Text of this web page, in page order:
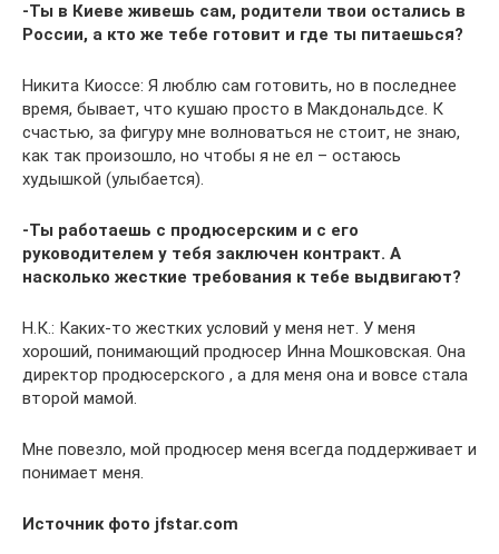
-Ты в Киеве живешь сам, родители твои остались в
России, а кто же тебе готовит и где ты питаешься?
Никита Киоссе: Я люблю сам готовить, но в последнее
время, бывает, что кушаю просто в Макдональдсе. К
счастью, за фигуру мне волноваться не стоит, не знаю,
как так произошло, но чтобы я не ел – остаюсь
худышкой (улыбается).
-Ты работаешь с продюсерским и с его
руководителем у тебя заключен контракт. А
насколько жесткие требования к тебе выдвигают?
Н.К.: Каких-то жестких условий у меня нет. У меня
хороший, понимающий продюсер Инна Мошковская. Она
директор продюсерского , а для меня она и вовсе стала
второй мамой.
Мне повезло, мой продюсер меня всегда поддерживает и
понимает меня.
Источник фото jfstar.com